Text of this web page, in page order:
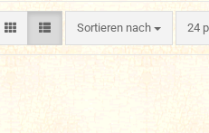
Sortieren nach
Sortieren nach 24
pro